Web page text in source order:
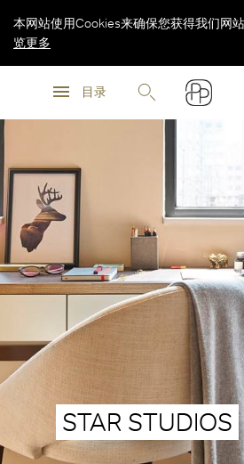
目录
本网站使用Cookies来确保您获得我们网站
览更多
STAR STUDIOS